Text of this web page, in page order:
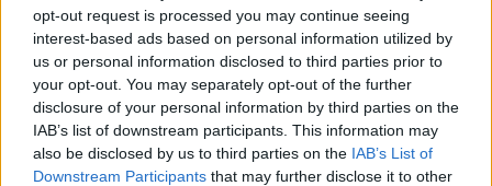
opt-out request is processed you may continue seeing
interest-based ads based on personal information utilized by
us or personal information disclosed to third parties prior to
your opt-out. You may separately opt-out of the further
disclosure of your personal information by third parties on the
IAB’s list of downstream participants. This information may
also be disclosed by us to third parties on the IAB’s List of
Downstream Participants that may further disclose it to other